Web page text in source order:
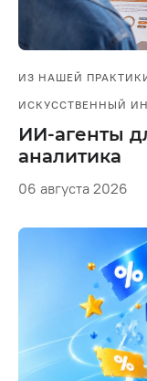
ИЗ НАШЕЙ
ИСКУССТВЕННЫЙ
ИИ-агенты
аналитика
06 августа 2026